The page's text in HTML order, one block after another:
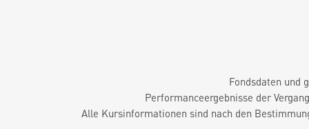
Fondsdaten und
Performanceergebnisse der
Alle Kursinformationen sind nach den